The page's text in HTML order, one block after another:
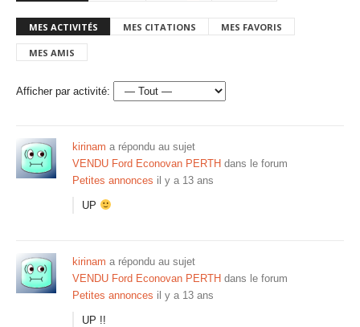
MES ACTIVITÉS MES CITATIONS MES FAVORIS
MES AMIS
Afficher par activité:
kirinam a répondu au sujet
VENDU Ford Econovan PERTH dans le forum
Petites annonces il y a 13 ans
UP
kirinam a répondu au sujet
VENDU Ford Econovan PERTH dans le forum
Petites annonces il y a 13 ans
UP !!